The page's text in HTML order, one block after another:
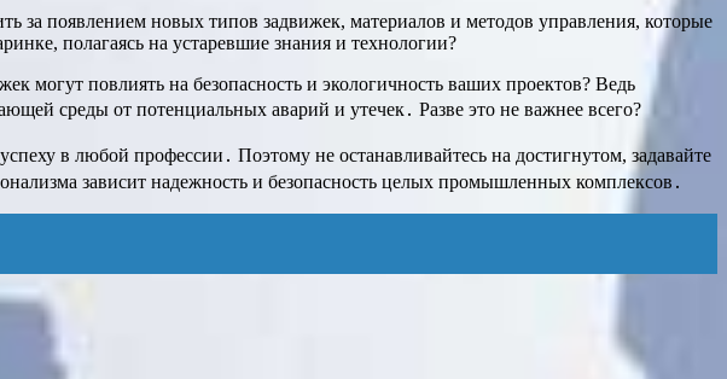
за появлением новых типов задвижек, материалов и методов управления, которые
полагаясь на устаревшие знания и технологии?
могут повлиять на безопасность и экологичность ваших проектов? Ведь
среды от потенциальных аварий и утечек․ Разве это не важнее всего?
в любой профессии․ Поэтому не останавливайтесь на достигнутом, задавайте
зависит надежность и безопасность целых промышленных комплексов․